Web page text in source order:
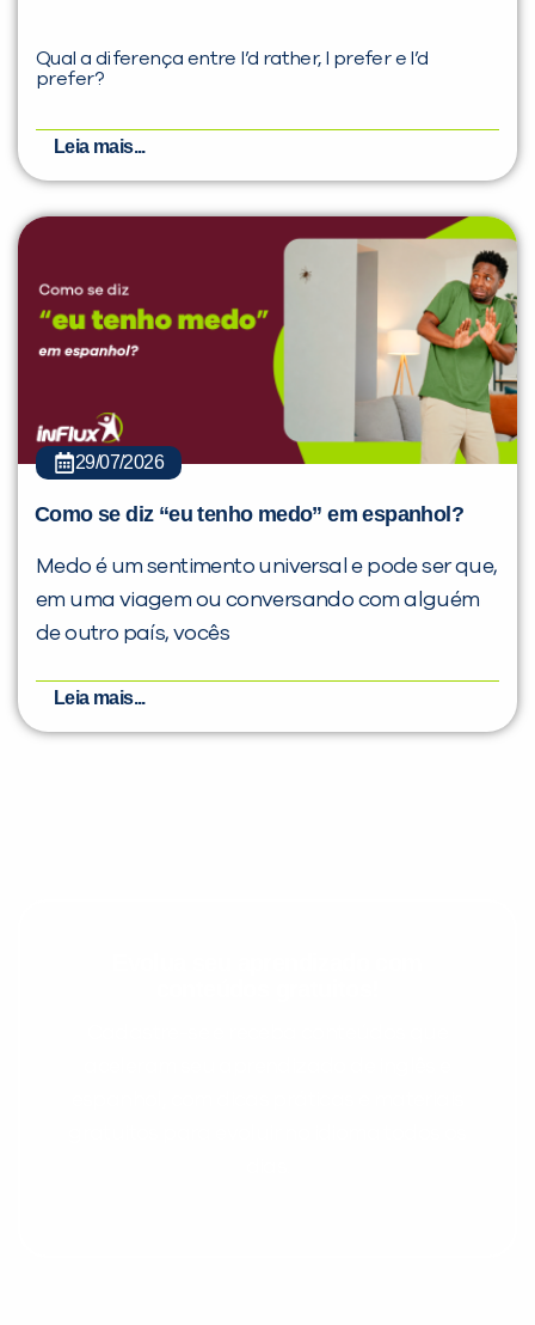
Qual a diferença entre I’d rather, I prefer e I’d
prefer?
Leia mais...
29/07/2026
Como se diz “eu tenho medo” em espanhol?
Medo é um sentimento universal e pode ser que,
em uma viagem ou conversando com alguém
de outro país, vocês
Leia mais...